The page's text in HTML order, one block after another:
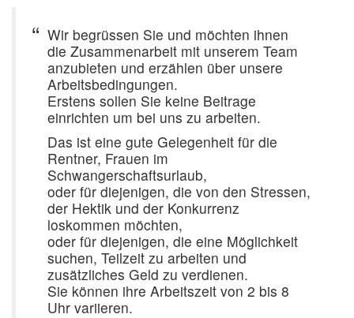
Wir begrüssen Sie und möchten ihnen
die Zusammenarbeit mit unserem Team
anzubieten und erzählen über unsere
Arbeitsbedingungen.
Erstens sollen Sie keine Beitrage
einrichten um bei uns zu arbeiten.
Das ist eine gute Gelegenheit für die
Rentner, Frauen im
Schwangerschaftsurlaub,
oder für diejenigen, die von den Stressen,
der Hektik und der Konkurrenz
loskommen möchten,
oder für diejenigen, die eine Möglichkeit
suchen, Teilzeit zu arbeiten und
zusätzliches Geld zu verdienen.
Sie können ihre Arbeitszeit von 2 bis 8
Uhr variieren.